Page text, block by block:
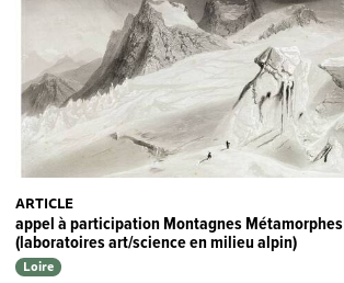
ARTICLE
appel à participation Montagnes Métamorphes
(laboratoires art/science en milieu alpin)
Loire